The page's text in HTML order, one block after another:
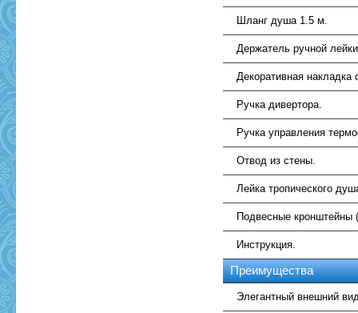
Шланг душа 1.5 м.
Держатель ручной
Декоративная накладка
Ручка дивертора.
Ручка управления
Отвод из стены.
Лейка тропического
Подвесные кронштейны
Инструкция.
Преимущества
Элегантный внешний